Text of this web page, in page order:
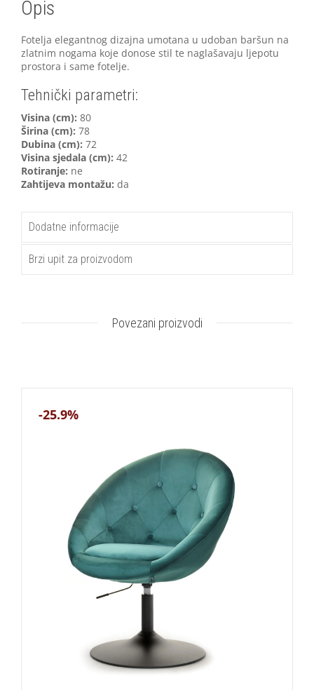
Opis
Fotelja elegantnog dizajna umotana u udoban baršun na
zlatnim nogama koje donose stil te naglašavaju ljepotu
prostora i same fotelje.
Tehnički parametri:
Visina (cm): 80
Širina (cm): 78
Dubina (cm): 72
Visina sjedala (cm): 42
Rotiranje: ne
Zahtijeva montažu: da
Dodatne informacije
Brzi upit za proizvodom
Povezani proizvodi
-25.9%